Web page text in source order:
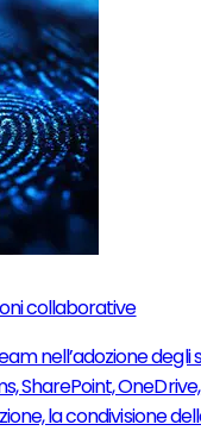
collaborative
nell’adozione degli
SharePoint,
la condivisione